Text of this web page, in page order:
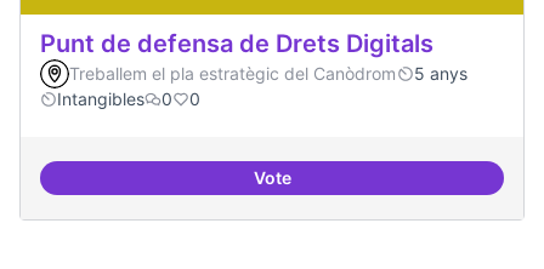
Punt de defensa de Drets Digitals
Treballem el pla estratègic del Canòdrom
5 anys
Intangibles
0 0
VotePunt de defensa de Drets Digitals